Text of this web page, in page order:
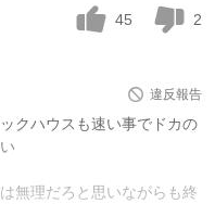
45 2
違反報告
クハウスも速い事でドカの
無理だろと思いながらも終